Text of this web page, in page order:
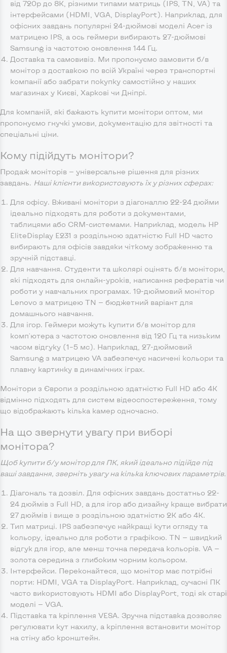
від 720p до 8K, різними типами матриць (IPS, TN, VA) та
інтерфейсами (HDMI, VGA, DisplayPort). Наприклад, для
офісних завдань популярні 24-дюймові моделі Acer із
матрицею IPS, а ось геймери вибирають 27-дюймові
Samsung із частотою оновлення 144 Гц.
Доставка та самовивіз. Ми пропонуємо замовити б/в
монітор з доставкою по всій Україні через транспортні
компанії або забрати покупку самостійно у наших
магазинах у Києві, Харкові чи Дніпрі.
Для компаній, які бажають купити монітори оптом, ми
пропонуємо гнучкі умови, документацію для звітності та
спеціальні ціни.
Кому підійдуть монітори?
Продаж моніторів — універсальне рішення для різних
завдань. Наші клієнти використовують їх у різних сферах:
Для офісу. Вживані монітори з діагоналлю 22-24 дюйми
ідеально підходять для роботи з документами,
таблицями або CRM-системами. Наприклад, модель HP
EliteDisplay E231 з роздільною здатністю Full HD часто
вибирають для офісів завдяки чіткому зображенню та
зручній підставці.
Для навчання. Студенти та школярі оцінять б/в монітори,
які підходять для онлайн-уроків, написання рефератів чи
роботи у навчальних програмах. 19-дюймовий монітор
Lenovo з матрицею TN — бюджетний варіант для
домашнього навчання.
Для ігор. Геймери можуть купити б/в монітор для
комп'ютера з частотою оновлення від 120 Гц та низьким
часом відгуку (1–5 мс). Наприклад, 27-дюймовий
Samsung з матрицею VA забезпечує насичені кольори та
плавну картинку в динамічних іграх.
Монітори з Європи з роздільною здатністю Full HD або 4K
відмінно підходять для систем відеоспостереження, тому
що відображають кілька камер одночасно.
На що звернути увагу при виборі
монітора?
Щоб купити б/у монітор для ПК, який ідеально підійде під
ваші завдання, зверніть увагу на кілька ключових параметрів.
Діагональ та дозвіл. Для офісних завдань достатньо 22-
24 дюймів з Full HD, а для ігор або дизайну краще вибрати
27 дюймів і вище з роздільною здатністю 2K або 4K.
Тип матриці. IPS забезпечує найкращі кути огляду та
кольору, ідеально для роботи з графікою. TN — швидкий
відгук для ігор, але менш точна передача кольорів. VA —
золота середина з глибоким чорним кольором.
Інтерфейси. Переконайтеся, що монітор має потрібні
порти: HDMI, VGA та DisplayPort. Наприклад, сучасні ПК
часто використовують HDMI або DisplayPort, тоді як старі
моделі — VGA.
Підставка та кріплення VESA. Зручна підставка дозволяє
регулювати кут нахилу, а кріплення встановити монітор
на стіну або кронштейн.